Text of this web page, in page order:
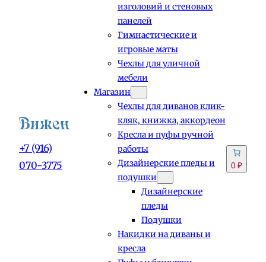
+7 (916)
070-3775
изголовий и стеновых
панелей
Гимнастические и
игровые маты
Чехлы для уличной
мебели
Магазин
Чехлы для диванов клик-
кляк, книжка, аккордеон
Кресла и пуфы ручной
работы
Дизайнерские пледы и
подушки
Дизайнерские
пледы
Подушки
Накидки на диваны и
кресла
0 ₽